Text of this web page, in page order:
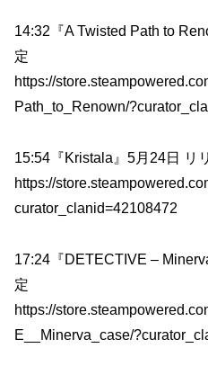
14:32『A Twisted Path to
定
https://
Path_to_Renown/
15:54『Kristala』5月24日 リ
https://
curator_clanid=42108472
17:24『DETECTIVE –
定
https://
E__Minerva_case/